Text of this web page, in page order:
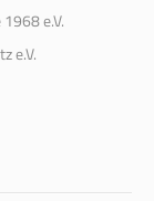
e.V.
e.V.